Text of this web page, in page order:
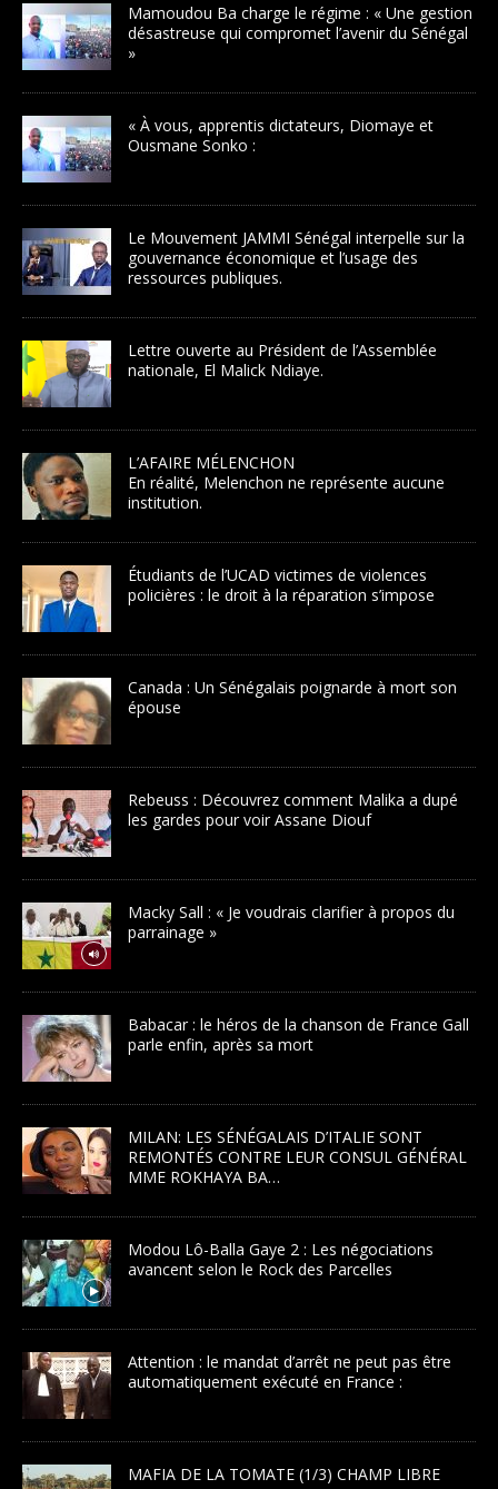
Mamoudou Ba charge le régime : « Une gestion
désastreuse qui compromet l’avenir du Sénégal
»
« À vous, apprentis dictateurs, Diomaye et
Ousmane Sonko :
Le Mouvement JAMMI Sénégal interpelle sur la
gouvernance économique et l’usage des
ressources publiques.
Lettre ouverte au Président de l’Assemblée
nationale, El Malick Ndiaye.
L’AFAIRE MÉLENCHON
En réalité, Melenchon ne représente aucune
institution.
Étudiants de l’UCAD victimes de violences
policières : le droit à la réparation s’impose
Canada : Un Sénégalais poignarde à mort son
épouse
Rebeuss : Découvrez comment Malika a dupé
les gardes pour voir Assane Diouf
Macky Sall : « Je voudrais clarifier à propos du
parrainage »
Babacar : le héros de la chanson de France Gall
parle enfin, après sa mort
MILAN: LES SÉNÉGALAIS D’ITALIE SONT
REMONTÉS CONTRE LEUR CONSUL GÉNÉRAL
MME ROKHAYA BA…
Modou Lô-Balla Gaye 2 : Les négociations
avancent selon le Rock des Parcelles
Attention : le mandat d’arrêt ne peut pas être
automatiquement exécuté en France :
MAFIA DE LA TOMATE (1/3) CHAMP LIBRE